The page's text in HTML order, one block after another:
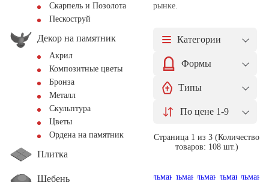
Скарпель и Позолота
Пескоструй
Декор на памятник
Акрил
Композитные цветы
Бронза
Металл
Скульптура
Цветы
Ордена на памятник
Плитка
Щебень
рынке.
Категории
Формы
Типы
По цене 1-9
Страница 1 из 3 (Количество
товаров: 108 шт.)